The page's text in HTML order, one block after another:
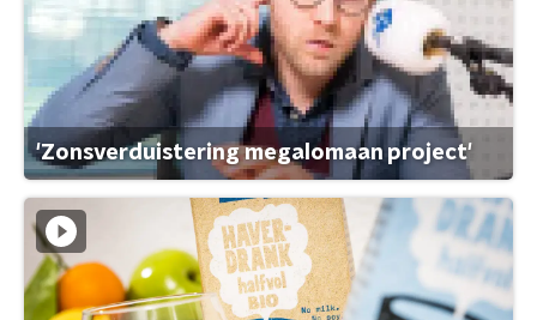
'Zonsverduistering megalomaan project'